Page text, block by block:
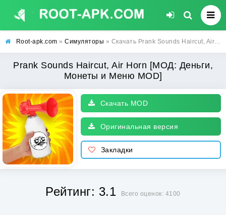
Root-apk.com » Симуляторы » Скачать Prank Sounds Haircut, Air Horn [МОД: Деньги, Монеты и Меню MOD] | Взлом Prank Sounds Haircut, Air Horn на Андроид
Prank Sounds Haircut, Air Horn [МОД: Деньги,
Монеты и Меню MOD]
Скачать MOD
Оригинальная версия
Закладки
Рейтинг: 3.1 Всего оценок: 4100